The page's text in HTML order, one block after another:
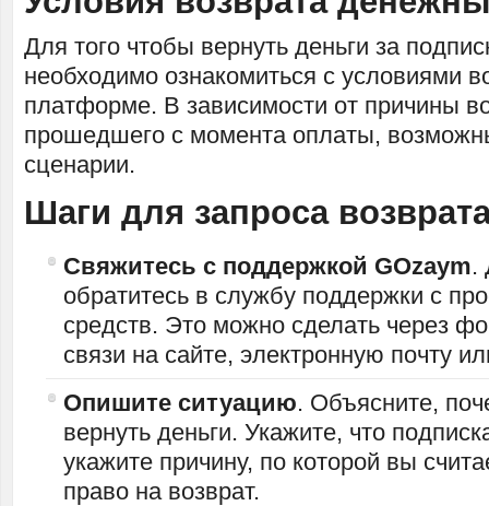
Для того чтобы вернуть деньги за
необходимо ознакомиться с условиями
платформе. В зависимости от причины
прошедшего с момента оплаты,
сценарии.
Шаги для запроса
Свяжитесь с поддержкой GOzaym.
обратитесь в службу поддержки с
средств. Это можно сделать через
связи на сайте, электронную почту
Опишите ситуацию. Объясните,
вернуть деньги. Укажите, что
укажите причину, по которой вы
право на возврат.